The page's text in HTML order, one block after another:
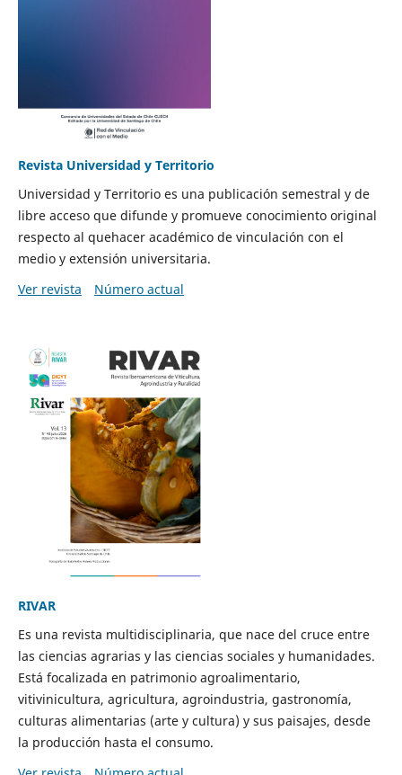
Revista Universidad y Territorio
Universidad y Territorio es una publicación semestral y de
libre acceso que difunde y promueve conocimiento original
respecto al quehacer académico de vinculación con el
medio y extensión universitaria.
Ver revista
Número actual
RIVAR
Es una revista multidisciplinaria, que nace del cruce entre
las ciencias agrarias y las ciencias sociales y humanidades.
Está focalizada en patrimonio agroalimentario,
vitivinicultura, agricultura, agroindustria, gastronomía,
culturas alimentarias (arte y cultura) y sus paisajes, desde
la producción hasta el consumo.